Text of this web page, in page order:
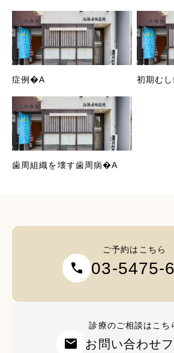
症例�A 初期む
歯周組織を壊す歯周病�A
ご予約はこちら
call 03-5475-
診療のご相談はこち
mail お問い合わせ